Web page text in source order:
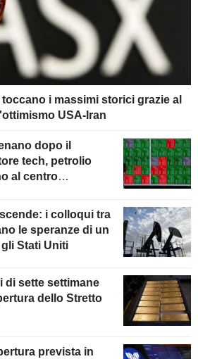
i massimi storici grazie al
USA-Iran
dopo il
tech, petrolio
al centro
i colloqui tra
le speranze di un
Stati Uniti
di sette settimane
dello Stretto
prevista in